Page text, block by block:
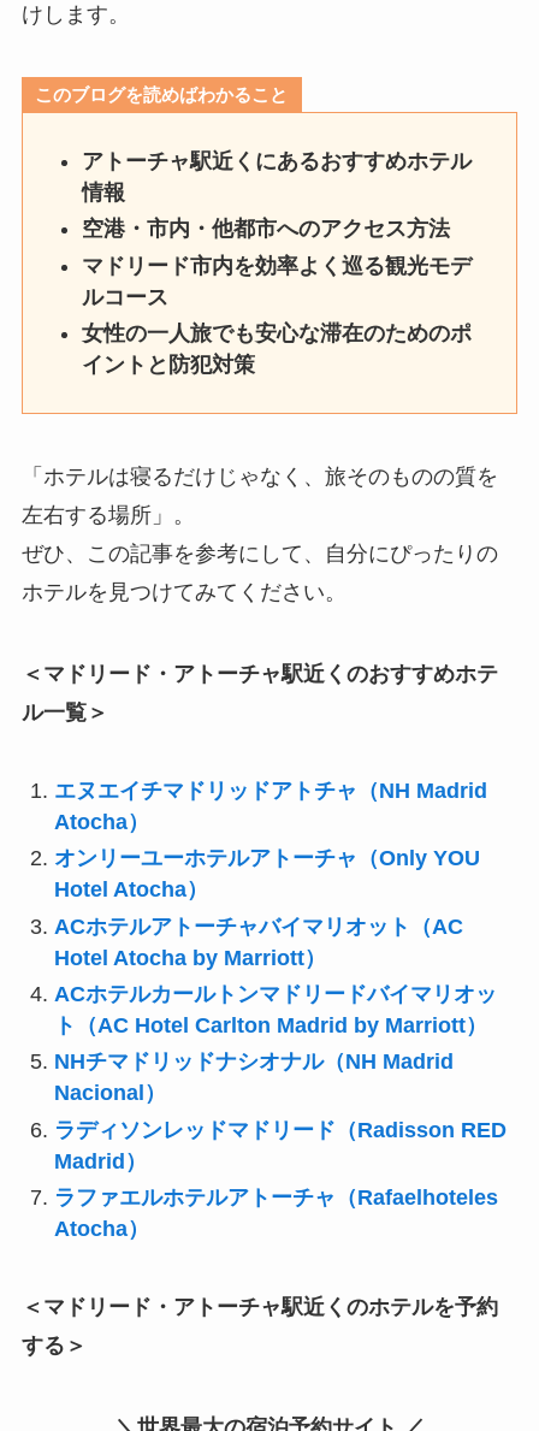
けします。
このブログを読めばわかること
アトーチャ駅近くにあるおすすめホテル
情報
空港・市内・他都市へのアクセス方法
マドリード市内を効率よく巡る観光モデ
ルコース
女性の一人旅でも安心な滞在のためのポ
イントと防犯対策
「ホテルは寝るだけじゃなく、旅そのものの質を
左右する場所」。
ぜひ、この記事を参考にして、自分にぴったりの
ホテルを見つけてみてください。
＜マドリード・アトーチャ駅近くのおすすめホテ
ル一覧＞
エヌエイチマドリッドアトチャ（NH Madrid
Atocha）
オンリーユーホテルアトーチャ（Only YOU
Hotel Atocha）
ACホテルアトーチャバイマリオット（AC
Hotel Atocha by Marriott）
ACホテルカールトンマドリードバイマリオッ
ト（AC Hotel Carlton Madrid by Marriott）
NHチマドリッドナシオナル（NH Madrid
Nacional）
ラディソンレッドマドリード（Radisson RED
Madrid）
ラファエルホテルアトーチャ（Rafaelhoteles
Atocha）
＜マドリード ・アトーチャ駅近くのホテルを予約
する＞